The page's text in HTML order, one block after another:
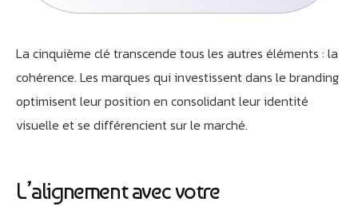
La cinquième clé transcende tous les autres éléments : la
cohérence. Les marques qui investissent dans le branding
optimisent leur position en consolidant leur identité
visuelle et se différencient sur le marché.
L’alignement avec votre